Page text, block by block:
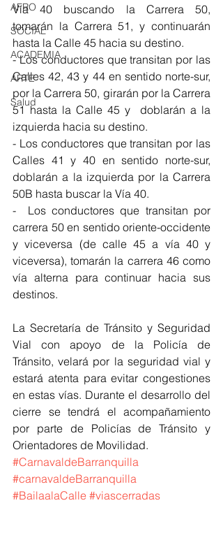
AFRO
SOCIAL
ACADEMIA
ARTE
Salud
Vía 40 buscando la Carrera 50,
tomarán la Carrera 51, y continuarán
hasta la Calle 45 hacia su destino.
- Los conductores que transitan por las
Calles 42, 43 y 44 en sentido norte-sur,
por la Carrera 50, girarán por la Carrera
51 hasta la Calle 45 y  doblarán a la
izquierda hacia su destino.
- Los conductores que transitan por las
Calles 41 y 40 en sentido norte-sur,
doblarán a la izquierda por la Carrera
50B hasta buscar la Vía 40.
-  Los conductores que transitan por
carrera 50 en sentido oriente-occidente
y viceversa (de calle 45 a vía 40 y
viceversa), tomarán la carrera 46 como
vía alterna para continuar hacia sus
destinos.
La Secretaría de Tránsito y Seguridad
Vial con apoyo de la Policía de
Tránsito, velará por la seguridad vial y
estará atenta para evitar congestiones
en estas vías. Durante el desarrollo del
cierre se tendrá el acompañamiento
por parte de Policías de Tránsito y
Orientadores de Movilidad.
#CarnavaldeBarranquilla
#carnavaldeBarranquilla
#BailaalaCalle #viascerradas